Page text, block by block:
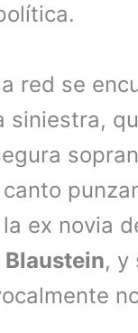
red se
siniestra,
ex novia
Blaustein, y